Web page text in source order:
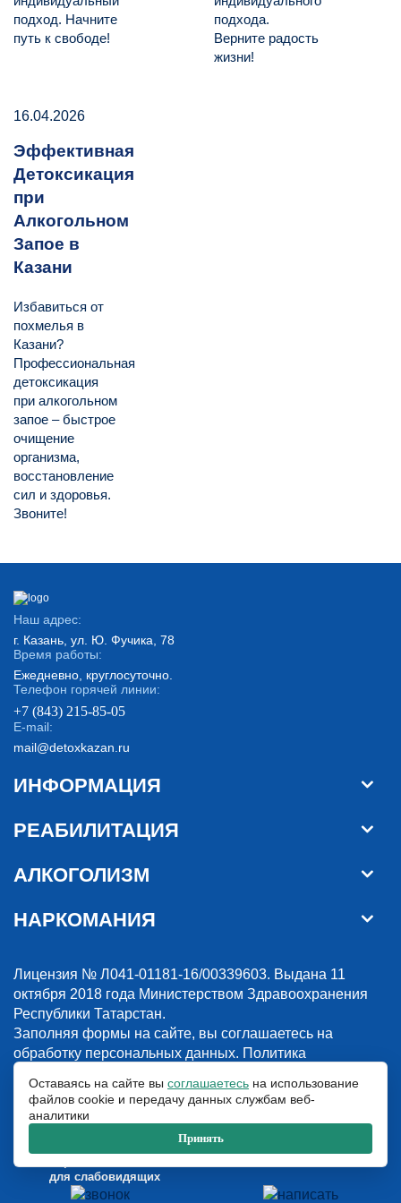
подход. Начните
путь к свободе!
подхода.
Верните радость
жизни!
16.04.2026
Эффективная
Детоксикация
при
Алкогольном
Запое в
Казани
Избавиться от
похмелья в
Казани?
Профессиональная
детоксикация
при алкогольном
запое – быстрое
очищение
организма,
восстановление
сил и здоровья.
Звоните!
Наш адрес:
г. Казань, ул. Ю. Фучика, 78
Время работы:
Ежедневно, круглосуточно.
Телефон горячей линии:
+7 (843) 215-85-05
E-mail:
mail@detoxkazan.ru
ИНФОРМАЦИЯ
РЕАБИЛИТАЦИЯ
АЛКОГОЛИЗМ
НАРКОМАНИЯ
Лицензия № Л041-01181-16/00339603. Выдана 11
октября 2018 года Министерством Здравоохранения
Республики Татарстан.
Заполняя формы на сайте, вы соглашаетесь на
обработку персональных данных. Политика
© 2018-2026. Наркологическая клиника “Detox”. Все права защищены.
Указанные на сайте цены и информация имеют информационный
характер и не являются публичной офертой.
ООО «Детокс», ИНН 1660311156, ОГРН 1181690030708
для слабовидящих
Оставаясь на сайте вы соглашаетесь на использование
файлов cookie и передачу данных службам веб-
аналитики
Принять